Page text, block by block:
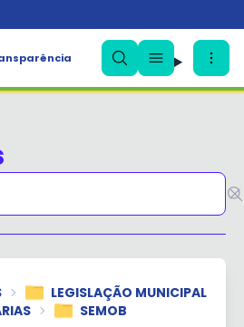
LEGISLAÇÃO MUNICIPAL
SEMOB